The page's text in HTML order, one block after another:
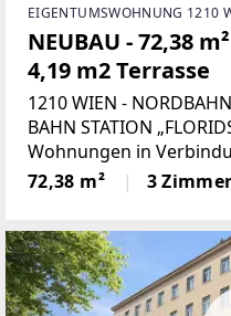
EIGENTUMSWOHNUNG 1210
NEUBAU - 72,38
4,19 m2 Terrasse
1210 WIEN -
BAHN STATION
Wohnungen in
Ausstattung und
sehr guten Lage macht
72,38 m² 3 Zimmer